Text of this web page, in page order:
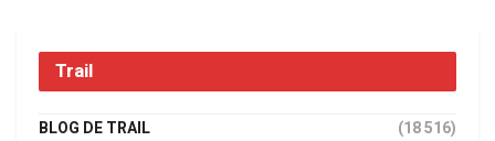
Trail
BLOG DE TRAIL (18 516)